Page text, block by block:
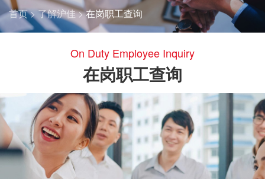
首页 >了解沪佳 >在岗职工查询
On Duty Employee Inquiry
在岗职工查询